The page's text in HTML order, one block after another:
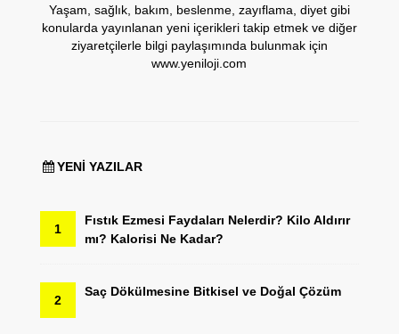
Yaşam, sağlık, bakım, beslenme, zayıflama, diyet gibi
konularda yayınlanan yeni içerikleri takip etmek ve diğer
ziyaretçilerle bilgi paylaşımında bulunmak için
www.yeniloji.com
YENI YAZILAR
1
Fıstık Ezmesi Faydaları Nelerdir? Kilo Aldırır
mı? Kalorisi Ne Kadar?
2
Saç Dökülmesine Bitkisel ve Doğal Çözüm